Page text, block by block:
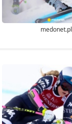
medonet.pl